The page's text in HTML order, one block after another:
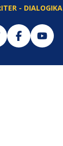
- DIALOGIKA